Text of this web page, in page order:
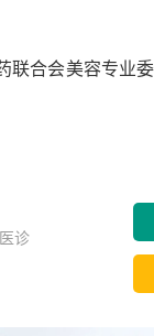
合会美容专业
诊